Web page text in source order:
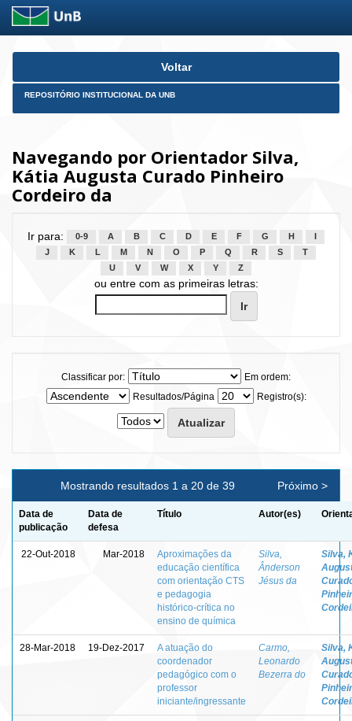
Skip
Voltar
REPOSITÓRIO INSTITUCIONAL DA UNB
Navegando por Orientador Silva,
Kátia Augusta Curado Pinheiro
Cordeiro da
Ir para: 0-9 A B C D E F G H
J
K L M N O P Q R S
T
U
V W X Y Z
ou entre com as primeiras letras:
Classificar por:
Em ordem:
Resultados/Página
Registro(s):
Mostrando resultados 1 a 20 de 39 Próximo >
Data de
publicação
Data de
defesa
Título Autor(es)
22-Out-2018 Mar-2018
Aproximações da
educação científica
com orientação CTS
e pedagogia
histórico-crítica no
ensino de química
Silva,
Ânderson
Jésus da
Silva,
28-Mar-2018 19-Dez-2017
A atuação do
coordenador
pedagógico com o
professor
iniciante/ingressante
Carmo,
Leonardo
Bezerra do
Silva,